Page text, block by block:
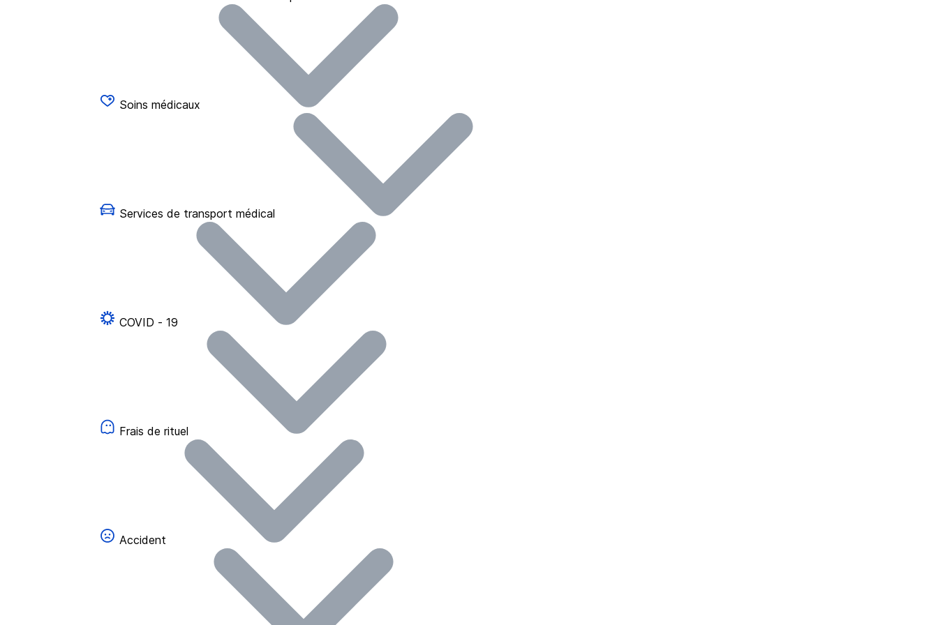
Soins médicaux
Services de transport médical
COVID - 19
Frais de rituel
Accident